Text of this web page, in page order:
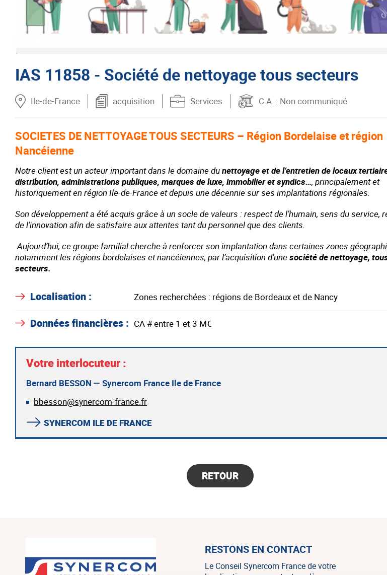
IAS 11858 - Société de nettoyage tous secteurs
Ile-de-France acquisition Services C.A. : Non communiqué
SOCIETES DE NETTOYAGE TOUS SECTEURS – Région Bordelaise et région
Nancéienne
Notre client est un acteur important dans le domaine dunettoyage et de l’entretien de locaux
distribution, administrations publiques, marques de luxe, immobilier et syndics…, principalement et
historiquement en région Ile-de-France et depuis une décennie sur ses implantations régionales.
Son développement a été acquis grâce à un socle de valeurs : respect de l’humain, sens du service,
de l’innovation afin de satisfaire aux attentes tant du personnel que des clients.
Aujourd’hui, ce groupe familial cherche à renforcer son implantation dans certaines zones
notamment les régions bordelaises et nancéiennes, par l’acquisition d’unesociété de nettoyage,
secteurs.
Localisation : Zones recherchées : régions de Bordeaux et de Nancy
Données financières : CA # entre 1 et 3 M€
Votre interlocuteur :
Bernard BESSON — Synercom France Ile de France
bbesson@synercom-france.fr
SYNERCOM ILE DE FRANCE
RETOUR
RESTONS EN CONTACT
Le Conseil Synercom France de votre